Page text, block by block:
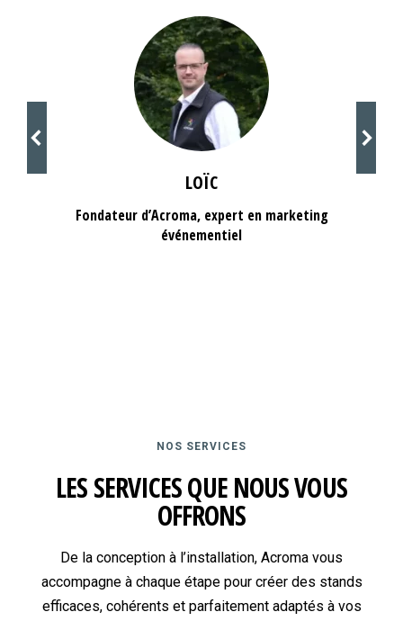
LOÏC
Fondateur d’Acroma, expert en marketing
événementiel
NOS SERVICES
LES SERVICES QUE NOUS VOUS
OFFRONS
De la conception à l’installation, Acroma vous
accompagne à chaque étape pour créer des stands
efficaces, cohérents et parfaitement adaptés à vos